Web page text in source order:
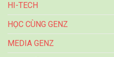
HI-TECH
HỌC CÙNG GENZ
MEDIA GENZ